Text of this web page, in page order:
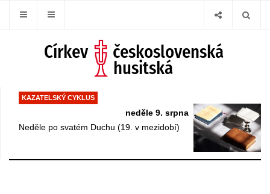
KAZATELSKÝ CYKLUS
neděle 9. srpna
Neděle po svatém Duchu (19. v mezidobí)